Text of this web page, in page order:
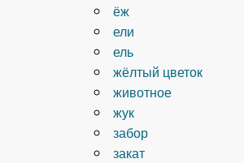
ёж
ели
ель
жёлтый цветок
животное
жук
забор
закат